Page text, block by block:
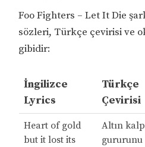
Foo Fighters – Let It Die
sözleri, Türkçe çevirisi ve
gibidir:
İngilizce
Lyrics
Türkçe
Çevirisi
Heart of gold
but it lost its
Altın
gururunu